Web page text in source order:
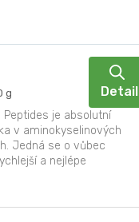
g Detail
je absolutní
v aminokyselinových
Jedná se o vůbec
a nejlépe